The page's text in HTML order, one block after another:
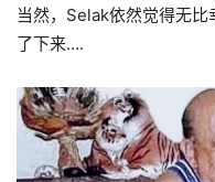
当然，Selak依然觉得无
了下来….